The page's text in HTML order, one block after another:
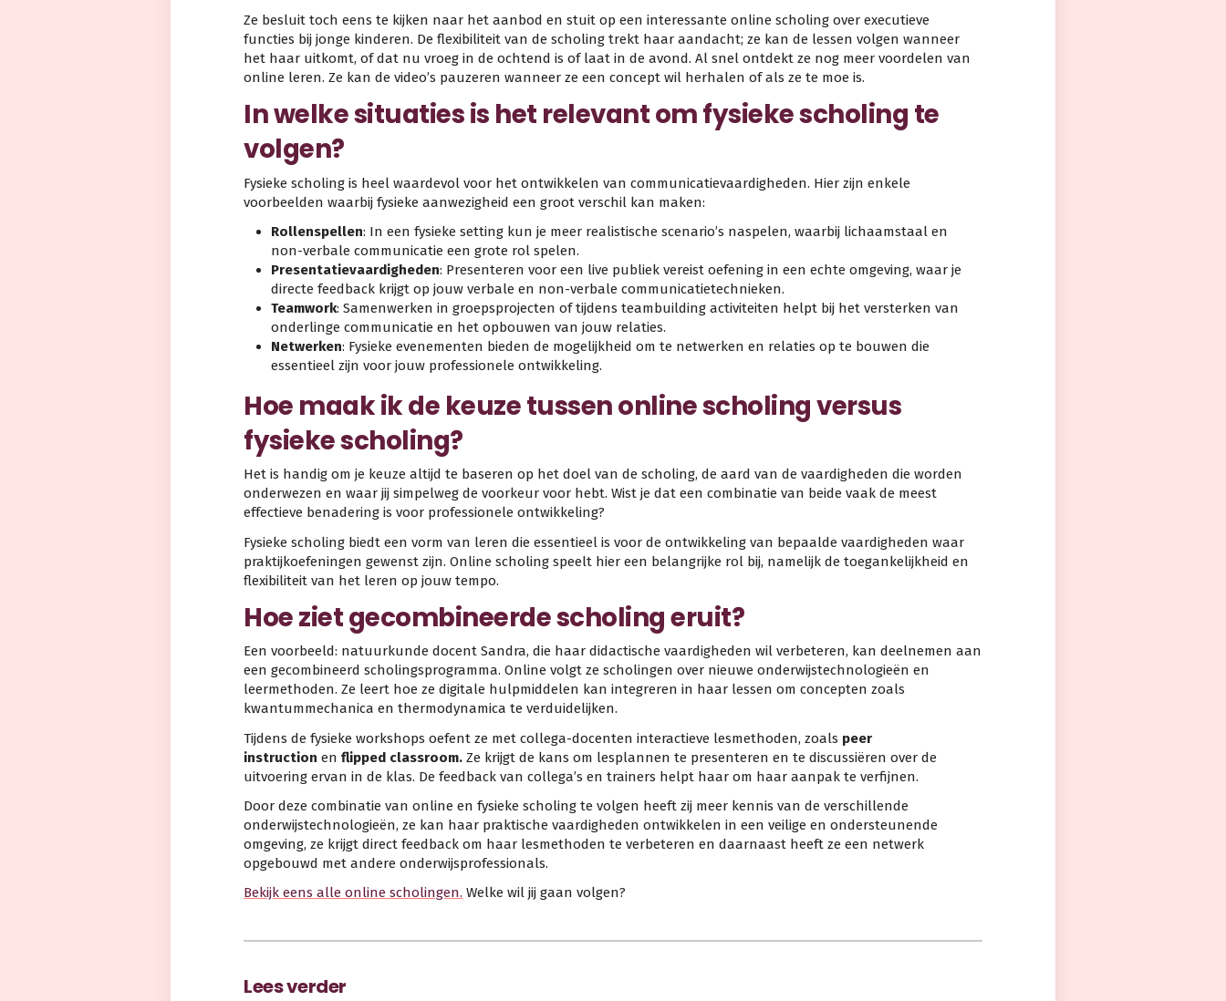
Ze besluit toch eens te kijken naar het aanbod en stuit op een interessante online scholing over executieve
functies bij jonge kinderen. De flexibiliteit van de scholing trekt haar aandacht; ze kan de lessen volgen wanneer
het haar uitkomt, of dat nu vroeg in de ochtend is of laat in de avond. Al snel ontdekt ze nog meer voordelen van
online leren. Ze kan de video’s pauzeren wanneer ze een concept wil herhalen of als ze te moe is.
In welke situaties is het relevant om fysieke scholing te
volgen?
Fysieke scholing is heel waardevol voor het ontwikkelen van communicatievaardigheden. Hier zijn enkele
voorbeelden waarbij fysieke aanwezigheid een groot verschil kan maken:
Rollenspellen: In een fysieke setting kun je meer realistische scenario’s naspelen, waarbij lichaamstaal en
non-verbale communicatie een grote rol spelen.
Presentatievaardigheden: Presenteren voor een live publiek vereist oefening in een echte omgeving, waar je
directe feedback krijgt op jouw verbale en non-verbale communicatietechnieken.
Teamwork: Samenwerken in groepsprojecten of tijdens teambuilding activiteiten helpt bij het versterken van
onderlinge communicatie en het opbouwen van jouw relaties.
Netwerken: Fysieke evenementen bieden de mogelijkheid om te netwerken en relaties op te bouwen die
essentieel zijn voor jouw professionele ontwikkeling.
Hoe maak ik de keuze tussen online scholing versus
fysieke scholing?
Het is handig om je keuze altijd te baseren op het doel van de scholing, de aard van de vaardigheden die worden
onderwezen en waar jij simpelweg de voorkeur voor hebt. Wist je dat een combinatie van beide vaak de meest
effectieve benadering is voor professionele ontwikkeling?
Fysieke scholing biedt een vorm van leren die essentieel is voor de ontwikkeling van bepaalde vaardigheden waar
praktijkoefeningen gewenst zijn. Online scholing speelt hier een belangrijke rol bij, namelijk de toegankelijkheid en
flexibiliteit van het leren op jouw tempo.
Hoe ziet gecombineerde scholing eruit?
Een voorbeeld: natuurkunde docent Sandra, die haar didactische vaardigheden wil verbeteren, kan deelnemen aan
een gecombineerd scholingsprogramma. Online volgt ze scholingen over nieuwe onderwijstechnologieën en
leermethoden. Ze leert hoe ze digitale hulpmiddelen kan integreren in haar lessen om concepten zoals
kwantummechanica en thermodynamica te verduidelijken.
Tijdens de fysieke workshops oefent ze met collega-docenten interactieve lesmethoden, zoals peer
instruction en flipped classroom. Ze krijgt de kans om lesplannen te presenteren en te discussiëren over de
uitvoering ervan in de klas. De feedback van collega’s en trainers helpt haar om haar aanpak te verfijnen.
Door deze combinatie van online en fysieke scholing te volgen heeft zij meer kennis van de verschillende
onderwijstechnologieën, ze kan haar praktische vaardigheden ontwikkelen in een veilige en ondersteunende
omgeving, ze krijgt direct feedback om haar lesmethoden te verbeteren en daarnaast heeft ze een netwerk
opgebouwd met andere onderwijsprofessionals.
Bekijk eens alle online scholingen. Welke wil jij gaan volgen?
Lees verder